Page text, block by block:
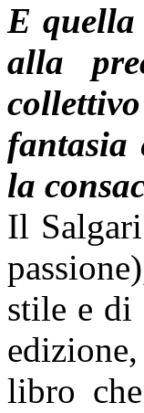
E quella
alla
fantasia
la
Il
stile e di
libro